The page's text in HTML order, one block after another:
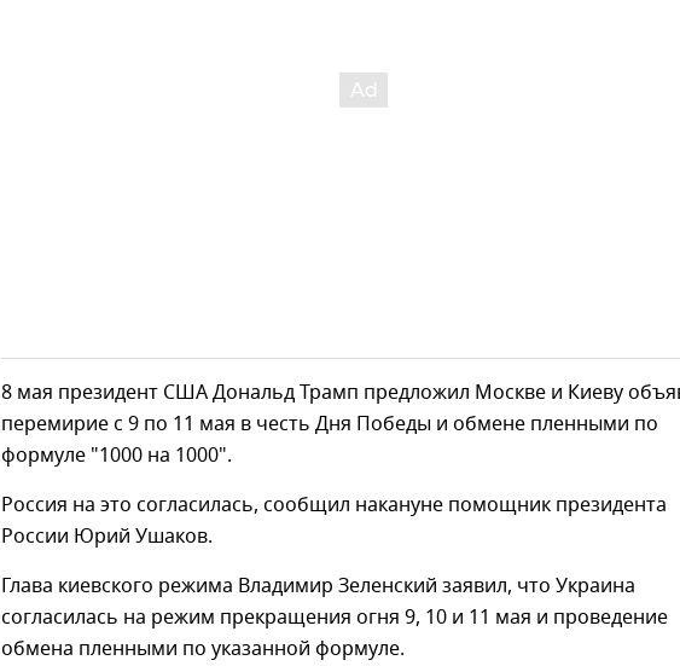
8 мая президент США Дональд Трамп предложил Москве и Киеву
перемирие с 9 по 11 мая в честь Дня Победы и обмене пленными по
формуле "1000 на 1000".
Россия на это согласилась, сообщил накануне помощник президента
России Юрий Ушаков.
Глава киевского режима Владимир Зеленский заявил, что Украина
согласилась на режим прекращения огня 9, 10 и 11 мая и проведение
обмена пленными по указанной формуле.